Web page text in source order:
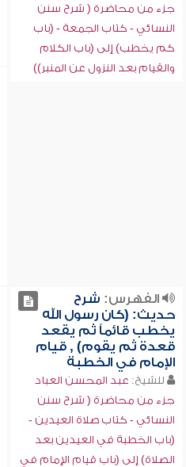
جزء من محاضرة ( شرح سنن
النسائي - كتاب الجمعة - (باب
كم يخطب) إلى (باب الكلام
والقيام بعد النزول عن المنبر))
الفهرس: شرح
حديث: (كان رسول الله
يخطب قائماً ثم يقعد
قعدة ثم يقوم) , قيام
الإمام في الخطبة
للشيخ: عبد المحسن العباد
جزء من محاضرة ( شرح سنن
النسائي - كتاب صلاة العيدين -
(باب الخطبة في العيدين بعد
الصلاة) إلى (باب قيام الإمام في